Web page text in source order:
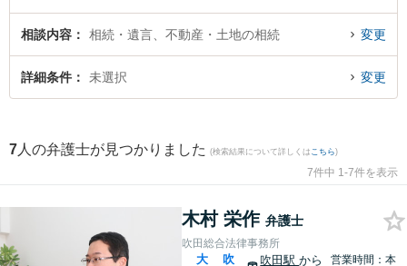
『不動産・土地の相続のトラブル解決の実績豊富な近くの弁護士を検索した
い』『初回相談無料で不動産・土地の相続を法律相談できる吹田市内の弁護士
に相談予約したい』などでお困りの相談者さんにおすすめです。
相談内容 相続・遺言、不動産・土地の相続 変更
詳細条件 未選択 変更
7 人の弁護士が見つかりました (検索結果について詳しくは こちら)
7件中 1-7件を表示
木村 栄作 弁護士
吹田総合法律事務所
大
吹
吹田駅から
営業時間：本